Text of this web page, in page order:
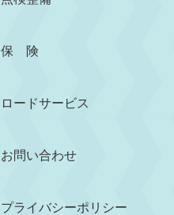
保 険
ロードサービス
お問い合わせ
プライバシーポリシー